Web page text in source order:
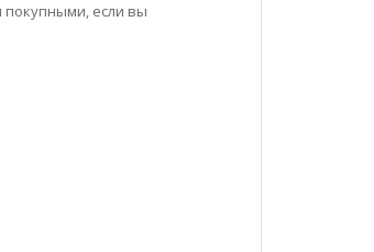
покупными, если вы